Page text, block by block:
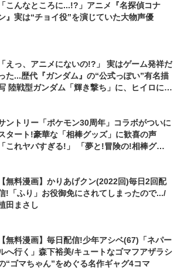
「こんなところに...!?」アニメ『名探偵コナ
』​実は“チョイ役”を演じていた大物声優
「えっ、アニメにないの!?」 実はゲーム発祥だ
た...歴代『ガンダム』の“公式っぽい”有名描
き撃ち」に、ヒイロによ
ントリー「ポケモン30周年」コラボがついに
タート!豪華な「相棒グッズ」に歓喜の声
「これヤバすぎる!」 「夢と!冒険の!相棒グッ
【無料漫画】かりあげクン(2022回)毎日2回配
!「ふり」お役御免にされてしまったので.../
田まさし
【無料漫画】毎日配信!少年アシベ(67)「ネパー
へ行く」森下裕美/キュートなゴマフアザラシ
“ゴマちゃん”をめぐる名作ギャグ4コマ